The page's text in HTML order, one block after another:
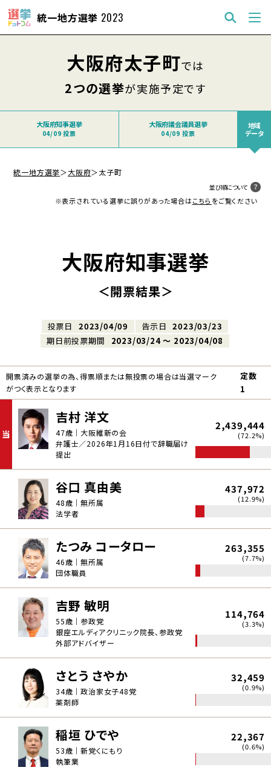
統一地方選挙 2023
大阪府太子町では
2つの選挙が実施予定です
大阪府知事選挙
04/09 投票
大阪府議会議員選挙
04/09 投票
地域
データ
統一地方選挙＞大阪府＞太子町
並び順について
※表示されている選挙に誤りがあった場合はこちら をご覧ください
大阪府知事選挙
＜開票結果＞
投票日 2023/04/09 告示日
2023/03/23
期日前投票期間
2023/03/24 〜 2023/04/08
開票済みの選挙の為、得票順または無投票の場合は当選マーク
がつく表示となります
定数
1
当
吉村 洋文
47歳｜大阪維新の会
弁護士／2026年1月16日付で辞職届け
提出
2,439,444
(72.2%)
谷口 真由美
48歳｜無所属
法学者
437,972
(12.9%)
たつみ コータロー
46歳｜無所属
団体職員
263,355
(7.7%)
吉野 敏明
55歳｜参政党
銀座エルディアクリニック院長、参政党
外部アドバイザー
114,764
(3.3%)
さとう さやか
34歳｜政治家女子48党
薬剤師
32,459
(0.9%)
稲垣 ひでや
53歳｜新党くにもり
執筆業
22,367
(0.6%)